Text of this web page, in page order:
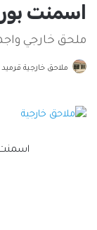
اسمنت
ملحق خارجي
ملاحق خارجية قرميد